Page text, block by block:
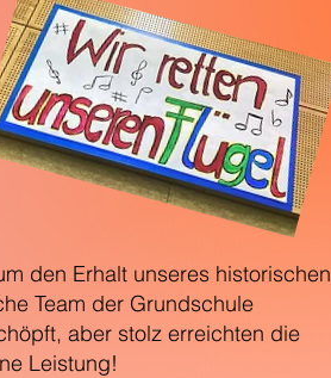
den Erhalt unseres historischen
Team der Grundschule
aber stolz erreichten die
Leistung!